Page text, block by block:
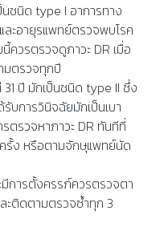
ชนิด type I อาการทาง
ละอายุรแพทย์ตรวจพบโรค
ควรตรวจดูภาวะ DR เมื่อ
มตรวจทุกปี
ปี มักเป็นชนิด type II ซึ่ง
บการวินิจฉัยมักเป็นเบา
ตรวจหาภาวะ DR ทันทีที่
รั้ง หรือตามจักษุแพทย์นัด
การตั้งครรภ์ควรตรวจตา
ะติดตามตรวจซ้ำทุก 3